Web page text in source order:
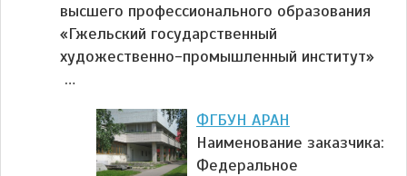
высшего профессионального образования
«Гжельский государственный
художественно-промышленный институт»
…
ФГБУН АРАН
Наименование заказчика:
Федеральное